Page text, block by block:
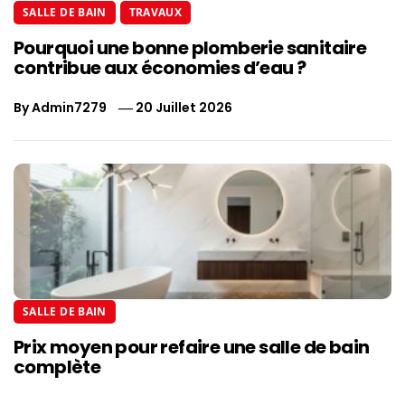
SALLE DE BAIN TRAVAUX
Pourquoi une bonne plomberie sanitaire
contribue aux économies d’eau ?
ByAdmin7279 20 Juillet 2026
SALLE DE BAIN
Prix moyen pour refaire une salle de bain
complète